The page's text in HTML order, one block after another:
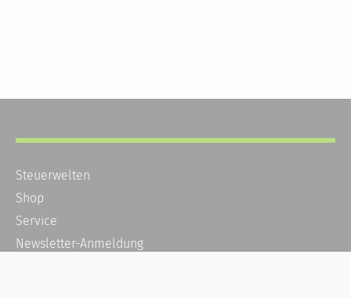
Steuerwelten
Shop
Service
Newsletter-Anmeldung